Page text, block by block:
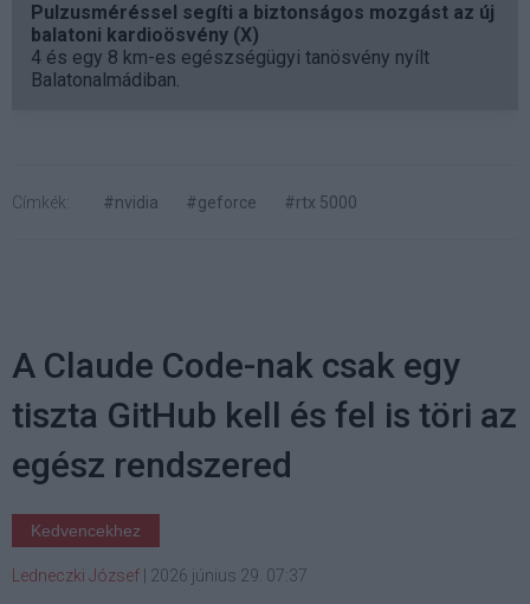
Pulzusméréssel segíti a biztonságos mozgást az új
balatoni kardioösvény (X)
4 és egy 8 km-es egészségügyi tanösvény nyílt
Balatonalmádiban.
Címkék: #nvidia #geforce #rtx 5000
A Claude Code-nak csak egy
tiszta GitHub kell és fel is töri az
egész rendszered
Kedvencekhez
Ledneczki József 2026 június 29. 07:37